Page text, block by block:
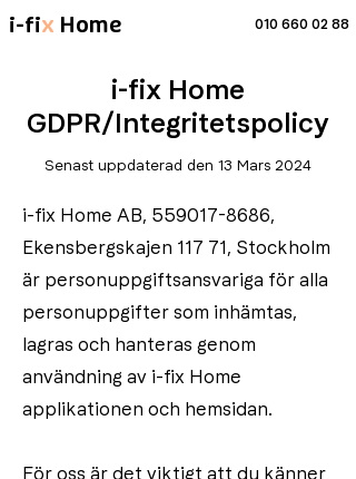
i-fix Home 010 660 02 88
i-fix Home
GDPR/Integritetspolicy
Senast uppdaterad den 13 Mars 2024
i-fix Home AB, 559017-8686,
Ekensbergskajen 117 71, Stockholm
är personuppgiftsansvariga för alla
personuppgifter som inhämtas,
lagras och hanteras genom
användning av i-fix Home
applikationen och hemsidan.
För oss är det viktigt att du känner